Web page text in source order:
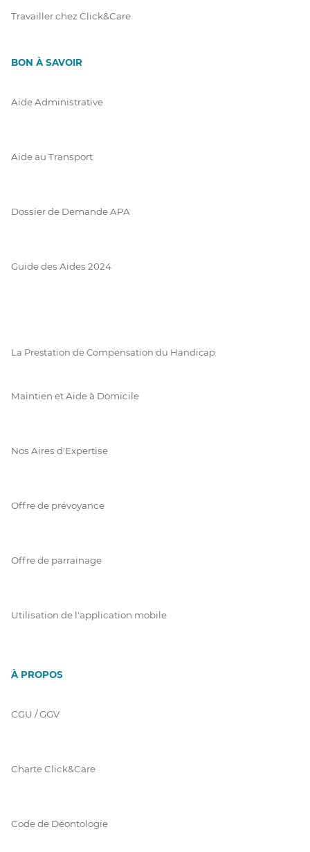
Travailler chez Click&Care
BON À SAVOIR
Aide Administrative
Aide au Transport
Dossier de Demande APA
Guide des Aides 2024
La Prestation de Compensation du Handicap
Maintien et Aide à Domicile
Nos Aires d'Expertise
Offre de prévoyance
Offre de parrainage
Utilisation de l'application mobile
À PROPOS
CGU / GGV
Charte Click&Care
Code de Déontologie